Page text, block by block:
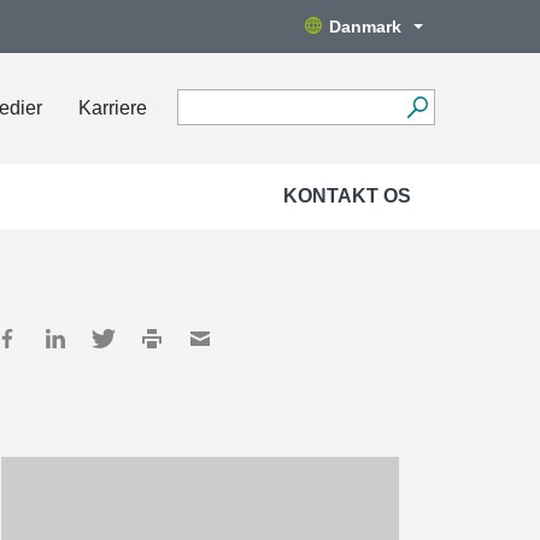
Danmark
Karriere
KONTAKT OS